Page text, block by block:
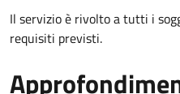
Il servizio è rivolto a tutti i
requisiti previsti.